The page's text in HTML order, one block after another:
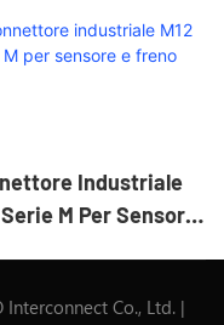
Industriale
Serie M Per Sensore
Co., Ltd. |